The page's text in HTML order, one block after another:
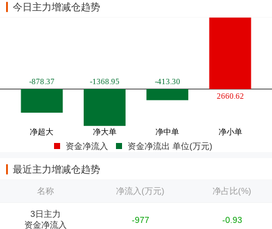
今日主力增减仓趋势
资金净流入 资金净流出 单位(万元)
最近主力增减仓趋势
名称 净流入(万元) 净占比(%)
3日主力
资金净流入
-977 -0.93